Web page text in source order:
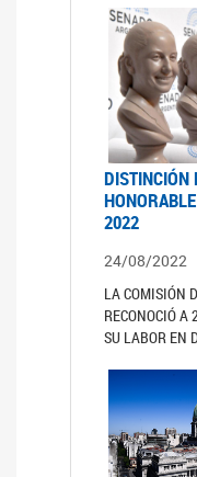
DISTINCIÓN
2022
24/08/2022
LA COMISIÓN
RECONOCIÓ A
SU LABOR EN